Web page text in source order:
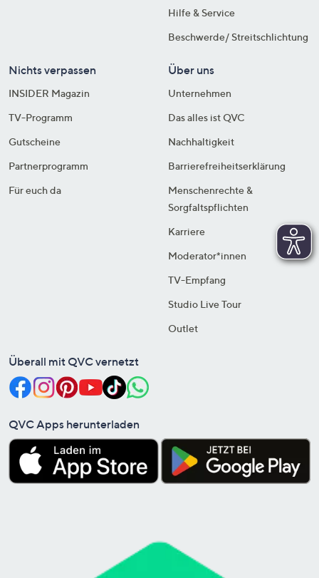
Hilfe & Service
Beschwerde/ Streitschlichtung
Nichts verpassen
INSIDER Magazin
TV-Programm
Gutscheine
Partnerprogramm
Für euch da
Über uns
Unternehmen
Das alles ist QVC
Nachhaltigkeit
Barrierefreiheitserklärung
Menschenrechte &
Sorgfaltspflichten
Karriere
Moderator*innen
TV-Empfang
Studio Live Tour
Outlet
Überall mit QVC vernetzt
QVC Apps herunterladen